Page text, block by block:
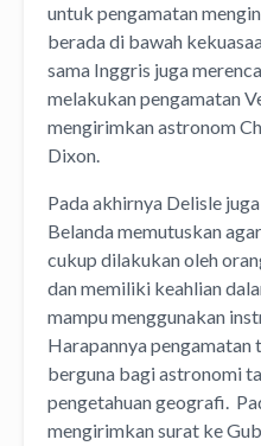
untuk pengamatan
berada di bawah
sama Inggris juga
melakukan pengamatan
mengirimkan astronom
Dixon.
Pada akhirnya Delisle
Belanda memutuskan
cukup dilakukan oleh
dan memiliki keahlian
mampu menggunakan
Harapannya
berguna bagi astronomi
pengetahuan geografi.
mengirimkan surat ke